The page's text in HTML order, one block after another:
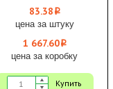
"ЭКО" 1/20
83.38 i
цена за штуку
1 667.60i
цена за коробку
Купить